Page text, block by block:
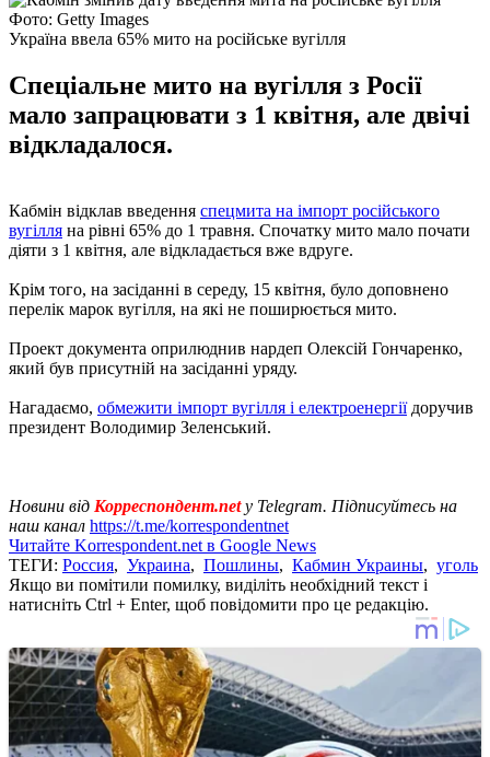
Фото: Getty Images
Україна ввела 65% мито на російське вугілля
Спеціальне мито на вугілля з Росії
мало запрацювати з 1 квітня, але двічі
відкладалося.
Кабмін відклав введення спецмита на імпорт російського
вугілля на рівні 65% до 1 травня. Спочатку мито мало почати
діяти з 1 квітня, але відкладається вже вдруге.
Крім того, на засіданні в середу, 15 квітня, було доповнено
перелік марок вугілля, на які не поширюється мито.
Проект документа оприлюднив нардеп Олексій Гончаренко,
який був присутній на засіданні уряду.
Нагадаємо, обмежити імпорт вугілля і електроенергіїдоручив
президент Володимир Зеленський.
Новини від Корреспондент.net у Telegram. Підписуйтесь на
наш канал https://t.me/korrespondentnet
Читайте Korrespondent.net в Google News
ТЕГИ: Россия, Украина, Пошлины, Кабмин Украины, уголь
Якщо ви помітили помилку, виділіть необхідний текст і
натисніть Ctrl + Enter, щоб повідомити про це редакцію.